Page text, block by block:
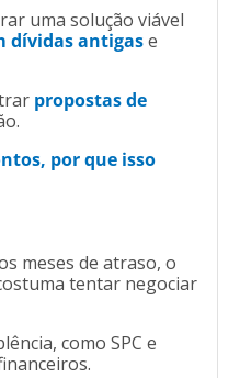
uma solução viável
dívidas antigase
propostas de
por que isso
meses de atraso, o
tentar negociar
como SPC e